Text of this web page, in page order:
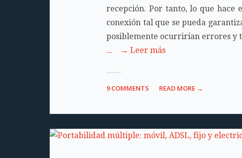
recepción. Por tanto, lo que hace
conexión tal que se pueda
posiblemente ocurrirían errores y
... → Leer más
9 COMMENTS READ MORE →